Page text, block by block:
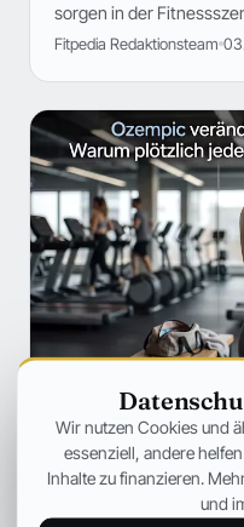
sorgen in der
Fitpedia Redaktionsteam
Ozempic
– Warum
Muskelverlust
Warum GLP-1-
Wir nutzen Cookies und
essenziell, andere
Inhalte zu finanzieren.
und